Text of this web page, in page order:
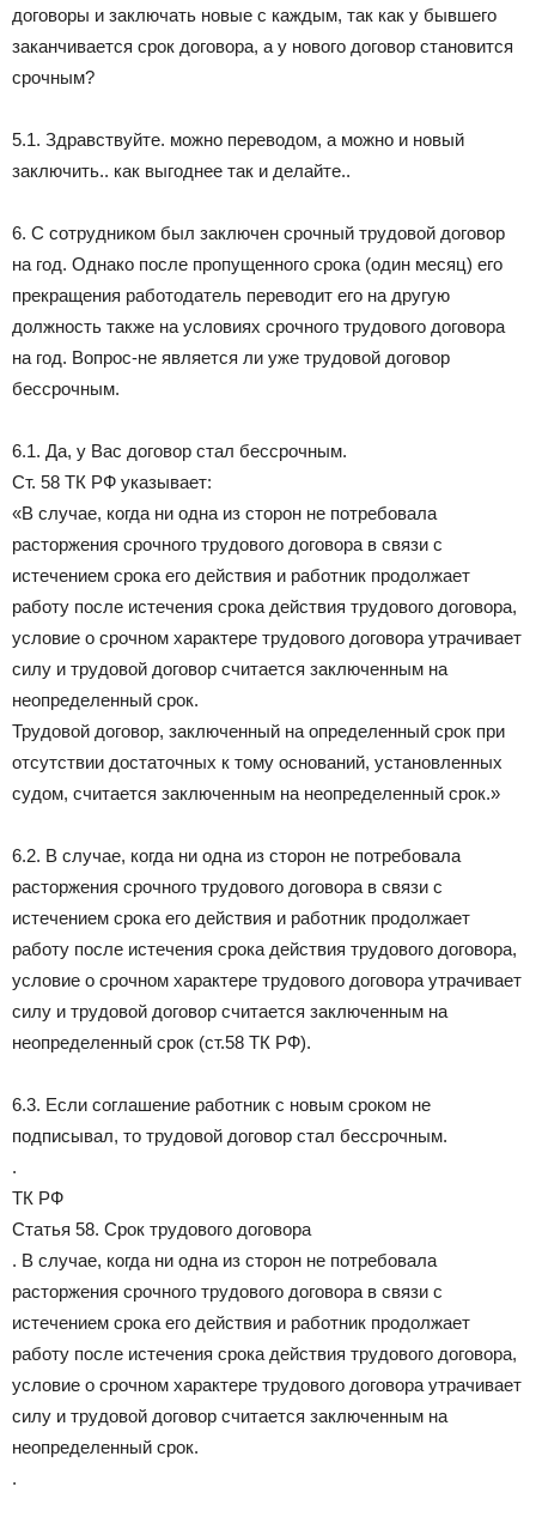
договоры и заключать новые с каждым, так как у бывшего
заканчивается срок договора, а у нового договор становится
срочным?
5.1. Здравствуйте. можно переводом, а можно и новый
заключить.. как выгоднее так и делайте..
6. С сотрудником был заключен срочный трудовой договор
на год. Однако после пропущенного срока (один месяц) его
прекращения работодатель переводит его на другую
должность также на условиях срочного трудового договора
на год. Вопрос-не является ли уже трудовой договор
бессрочным.
6.1. Да, у Вас договор стал бессрочным.
Ст. 58 ТК РФ указывает:
«В случае, когда ни одна из сторон не потребовала
расторжения срочного трудового договора в связи с
истечением срока его действия и работник продолжает
работу после истечения срока действия трудового договора,
условие о срочном характере трудового договора утрачивает
силу и трудовой договор считается заключенным на
неопределенный срок.
Трудовой договор, заключенный на определенный срок при
отсутствии достаточных к тому оснований, установленных
судом, считается заключенным на неопределенный срок.»
6.2. В случае, когда ни одна из сторон не потребовала
расторжения срочного трудового договора в связи с
истечением срока его действия и работник продолжает
работу после истечения срока действия трудового договора,
условие о срочном характере трудового договора утрачивает
силу и трудовой договор считается заключенным на
неопределенный срок (ст.58 ТК РФ).
6.3. Если соглашение работник с новым сроком не
подписывал, то трудовой договор стал бессрочным.
.
ТК РФ
Статья 58. Срок трудового договора
. В случае, когда ни одна из сторон не потребовала
расторжения срочного трудового договора в связи с
истечением срока его действия и работник продолжает
работу после истечения срока действия трудового договора,
условие о срочном характере трудового договора утрачивает
силу и трудовой договор считается заключенным на
неопределенный срок.
.